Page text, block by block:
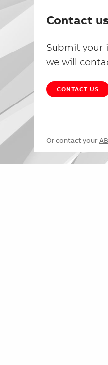
Contact us
Submit your
we will
CONTACT US
Or contact your